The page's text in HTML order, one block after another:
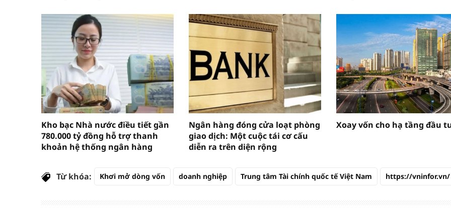
Kho bạc Nhà nước điều tiết gần
780.000 tỷ đồng hỗ trợ thanh
khoản hệ thống ngân hàng
Ngân hàng đóng cửa loạt phòng
giao dịch: Một cuộc tái cơ cấu
diễn ra trên diện rộng
Xoay vốn cho hạ tầng đầu
Từ khóa: Khơi mở dòng vốn doanh nghiệp Trung tâm Tài chính quốc tế Việt Nam https://vninfor.vn/